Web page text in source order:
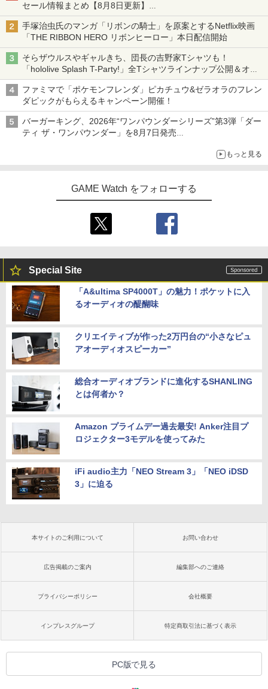
セール情報まとめ【8月8日更新】
ニンテンドーeショップでは「大神 絶景版」が67%オフで990円
手塚治虫氏のマンガ「リボンの騎士」を原案とするNetflix映画
「THE RIBBON HERO リボンヒーロー」本日配信開始
そらザウルスやギャルきち、団長の吉野家Tシャツも！
「hololive Splash T-Party!」全Tシャツラインナップ公開＆オン
ライン販売開始
ファミマで「ポケモンフレンダ」ピカチュウ&ゼラオラのフレン
ダピックがもらえるキャンペーン開催！
バーガーキング、2026年“ワンパウンダーシリーズ”第3弾「ダー
ティ ザ・ワンパウンダー」を8月7日発売
もっと見る
GAME Watch をフォローする
Special Site
「A&ultima SP4000T」の魅力！ポケットに入
るオーディオの醍醐味
クリエイティブが作った2万円台の“小さなピュ
アオーディオスピーカー”
総合オーディオブランドに進化するSHANLING
とは何者か？
Amazon プライムデー過去最安! Anker注目プ
ロジェクター3モデルを使ってみた
iFi audio主力「NEO Stream 3」「NEO iDSD
3」に迫る
本サイトのご利用について お問い合わせ
広告掲載のご案内 編集部へのご連絡
プライバシーポリシー 会社概要
インプレスグループ 特定商取引法に基づく表示
PC版で見る